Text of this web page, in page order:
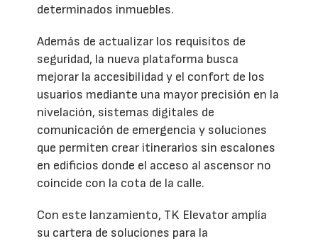
determinados inmuebles.
Además de actualizar los requisitos de
seguridad, la nueva plataforma busca
mejorar la accesibilidad y el confort de los
usuarios mediante una mayor precisión en la
nivelación, sistemas digitales de
comunicación de emergencia y soluciones
que permiten crear itinerarios sin escalones
en edificios donde el acceso al ascensor no
coincide con la cota de la calle.
Con este lanzamiento, TK Elevator amplía
su cartera de soluciones para la